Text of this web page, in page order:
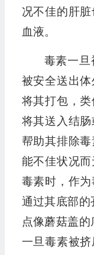
况不佳的肝
血液。
毒素一旦
被安全送出
将其打包，类
将其送入结
帮助其排除
能不佳状况
毒素时，作
通过其底部
点像蘑菇盖的
一旦毒素被挤